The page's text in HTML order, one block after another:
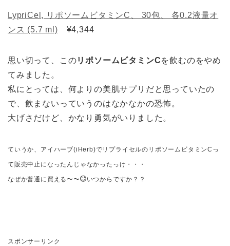
LypriCel, リポソームビタミンC、 30包、 各0.2液量オ
ンス (5.7 ml) ¥4,344
思い切って、このリポソームビタミンCを飲むのをやめ
てみました。
私にとっては、何よりの美肌サプリだと思っていたの
で、飲まないっていうのはなかなかの恐怖。
大げさだけど、かなり勇気がいりました。
ていうか、アイハーブ(iHerb)でリプライセルのリポソームビタミンCっ
て販売中止になったんじゃなかったっけ・・・
なぜか普通に買える〜〜 いつからですか？？
スポンサーリンク